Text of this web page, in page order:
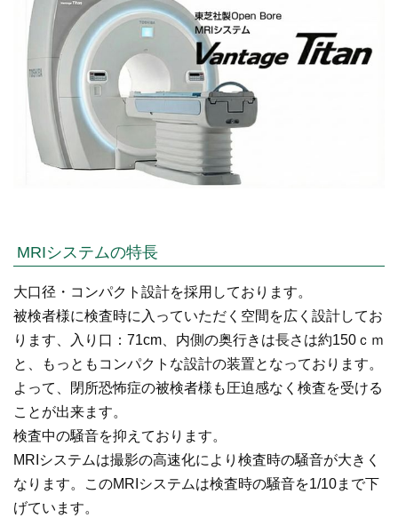
MRIシステムの特長
大口径・コンパクト設計を採用しております。
被検者様に検査時に入っていただく空間を広く設計してお
ります、入り口：71cm、内側の奥行きは長さは約150ｃｍ
と、もっともコンパクトな設計の装置となっております。
よって、閉所恐怖症の被検者様も圧迫感なく検査を受ける
ことが出来ます。
検査中の騒音を抑えております。
MRIシステムは撮影の高速化により検査時の騒音が大きく
なります。このMRIシステムは検査時の騒音を1/10まで下
げています。